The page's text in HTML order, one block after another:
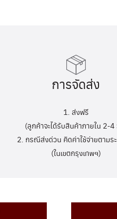
การจัดส่ง
1. ส่งฟรี
(ลูกค้าจะได้รับสินค้าภายใน 2-4
2. กรณีส่งด่วน คิดค่าใช้จ่ายตามระ
(ในเขตกรุงเทพฯ)